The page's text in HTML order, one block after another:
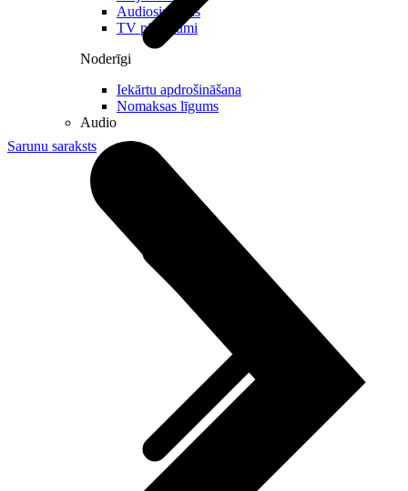
Audiosistēmas
TV piederumi
Noderīgi
Iekārtu apdrošināšana
Nomaksas līgums
Audio
Sarunu saraksts